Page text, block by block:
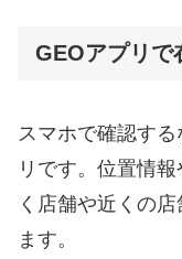
GEOアプリで
スマホで確認す
リです。位置情
く店舗や近くの
ます。